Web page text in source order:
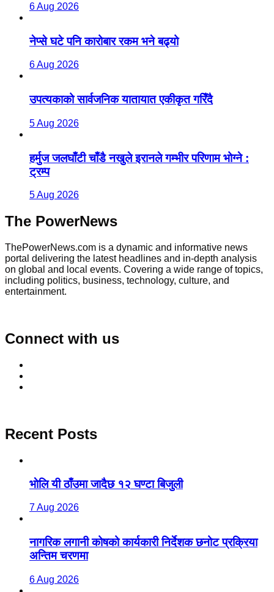
6 Aug 2026
नेप्से घटे पनि कारोबार रकम भने बढ्यो
6 Aug 2026
उपत्यकाको सार्वजनिक यातायात एकीकृत गरिँदै
5 Aug 2026
हर्मुज जलघाँटी चाँडै नखुले इरानले गम्भीर परिणाम भोग्ने :
ट्रम्प
5 Aug 2026
The PowerNews
ThePowerNews.com is a dynamic and informative news
portal delivering the latest headlines and in-depth analysis
on global and local events. Covering a wide range of topics,
including politics, business, technology, culture, and
entertainment.
Connect with us
Recent Posts
भाेलि यी ठाँउमा जादैछ १२ घण्टा बिजुली
7 Aug 2026
नागरिक लगानी कोषको कार्यकारी निर्देशक छनोट प्रक्रिया
अन्तिम चरणमा
6 Aug 2026